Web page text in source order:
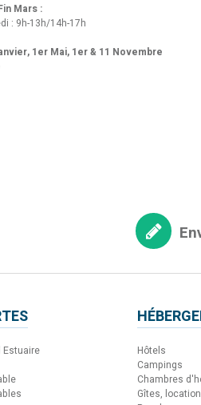
Mars :
: 9h-13h/14h-17h
1er Mai, 1er & 11 Novembre
Estuaire
Hôtels
Campings
Chambres
Gîtes,